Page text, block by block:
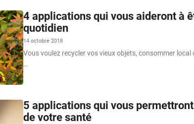
4 applications qui vous aideront à
quotidien
14 octobre 2018
Vous voulez recycler vos vieux objets, consommer
…
5 applications qui vous
de votre santé